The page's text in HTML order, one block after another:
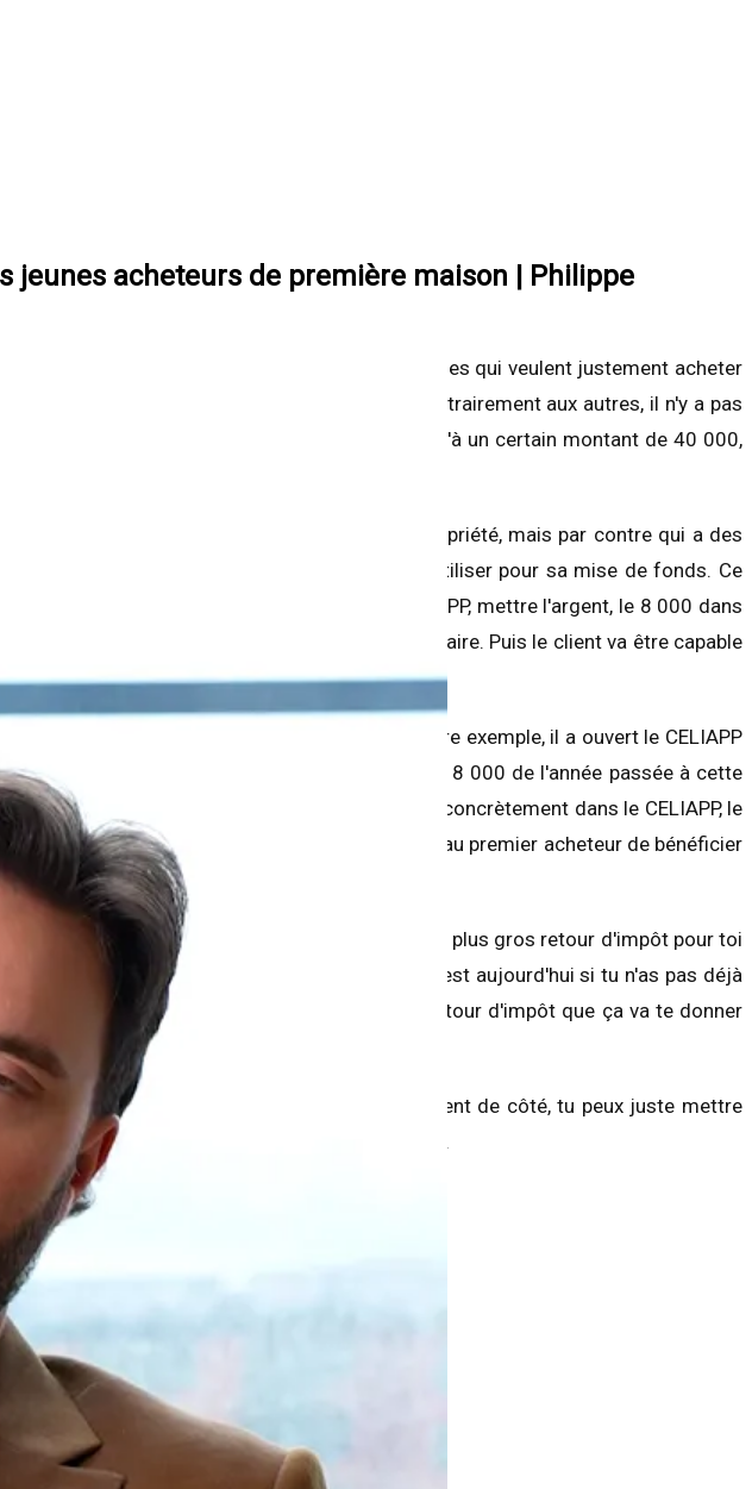
jeunes acheteurs de première maison | Philippe
c'est le plus gros cheat code pour les jeunes qui veulent justement acheter
c'est un excellent produit parce que contrairement aux autres, il n'y a pas
Donc tu peux cotiser dans le CELIAPP jusqu'à un certain montant de 40 000,
à son CELIAPP et qui achète sa première propriété, mais par contre qui a des
il cotise au REER FTQ. Il y a un 30 000 qu'il va utiliser pour sa mise de fonds. Ce
de l'achat. Ensuite de ça, ouvrir son CELIAPP, mettre l'argent, le 8 000 dans
pour ensuite le renvoyer au vendeur ou au notaire. Puis le client va être capable
si le client a ouvert même, je te dirais un autre exemple, il a ouvert le CELIAPP
2026, puis en 2026, il achète. Il peut reporter le 8 000 de l'année passée à cette
son CELIAPP. Donc même s'il n'y a pas d'argent concrètement dans le CELIAPP, le
doit être dans ce programme-là, ça permet au premier acheteur de bénéficier
intéressant.
vient se réduire de ton revenu imposable, donc plus gros retour d'impôt pour toi
commencer à cotiser à ton CELIAPP, en fait c'est aujourd'hui si tu n'as pas déjà
programme qui est super intéressant pour le retour d'impôt que ça va te donner
cotisé à ton CELIAPP encore, mais tu as l'argent de côté, tu peux juste mettre
puis tu vas avoir ton retour d'impôt quand même.